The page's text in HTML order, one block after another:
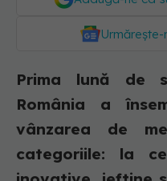
Prima lună de
România a
vânzarea de
categoriile: la